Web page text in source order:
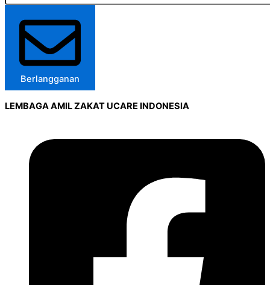
Berlangganan
LEMBAGA AMIL ZAKAT UCARE INDONESIA